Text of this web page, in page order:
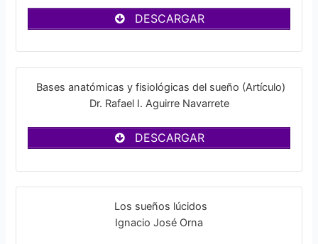
DESCARGAR
Bases anatómicas y fisiológicas del sueño (Artículo)
Dr. Rafael I. Aguirre Navarrete
DESCARGAR
Los sueños lúcidos
Ignacio José Orna